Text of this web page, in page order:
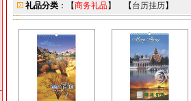
礼品分类：【商务礼品】 【 台历挂历】